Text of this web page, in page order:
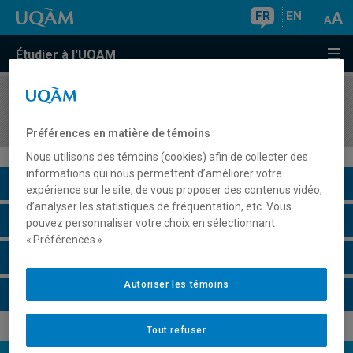
FR EN
Étudier à l'UQAM
COURS//
Description du cours
Horaire - Été 2026
Préférences en matière de témoins
Nous utilisons des témoins (cookies) afin de collecter des
informations qui nous permettent d’améliorer votre
expérience sur le site, de vous proposer des contenus vidéo,
d’analyser les statistiques de fréquentation, etc. Vous
pouvez personnaliser votre choix en sélectionnant
« Préférences ».
Tout refuser
Autoriser les témoins